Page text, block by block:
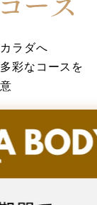
ラダへ
彩なコースを